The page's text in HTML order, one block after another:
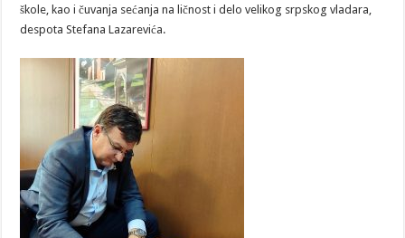
škole, kao i čuvanja sećanja na ličnost i delo velikog srpskog vladara,
despota Stefana Lazarevića.